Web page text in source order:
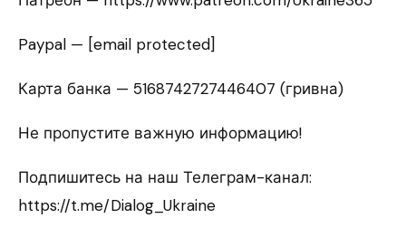
Paypal — [email protected]
Карта банка — 5168742727446407 (гривна)
Не пропустите важную информацию!
Подпишитесь на наш Телеграм-канал:
https://t.me/Dialog_Ukraine